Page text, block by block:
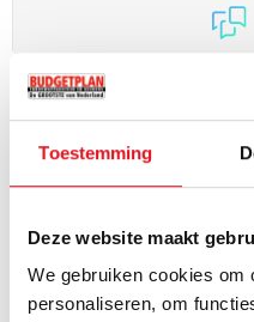
Toestemming
Deze website maakt
We gebruiken cookies om
personaliseren, om
De Zanussi ZOPXX8KN
eruit te vegen zijn. Deze
in de gaten kunt houden. Met
Lees volledige